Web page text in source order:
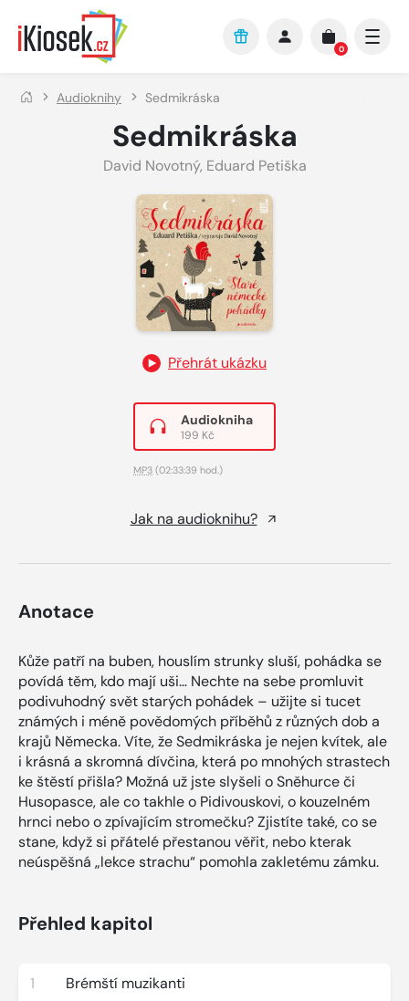
Přejít na hlavní obsah
0
Audioknihy Sedmikráska
Sedmikráska
David Novotný, Eduard Petiška
Přehrát ukázku
Audiokniha
199 Kč
MP3 (02:33:39 hod.)
Jak na audioknihu?
Anotace
Kůže patří na buben, houslím strunky sluší, pohádka se
povídá těm, kdo mají uši… Nechte na sebe promluvit
podivuhodný svět starých pohádek – užijte si tucet
známých i méně povědomých příběhů z různých dob a
krajů Německa. Víte, že Sedmikráska je nejen kvítek, ale
i krásná a skromná dívčina, která po mnohých strastech
ke štěstí přišla? Možná už jste slyšeli o Sněhurce či
Husopasce, ale co takhle o Pidivouskovi, o kouzelném
hrnci nebo o zpívajícím stromečku? Zjistíte také, co se
stane, když si přátelé přestanou věřit, nebo kterak
neúspěšná „lekce strachu“ pomohla zakletému zámku.
Přehled kapitol
1 Brémští muzikanti